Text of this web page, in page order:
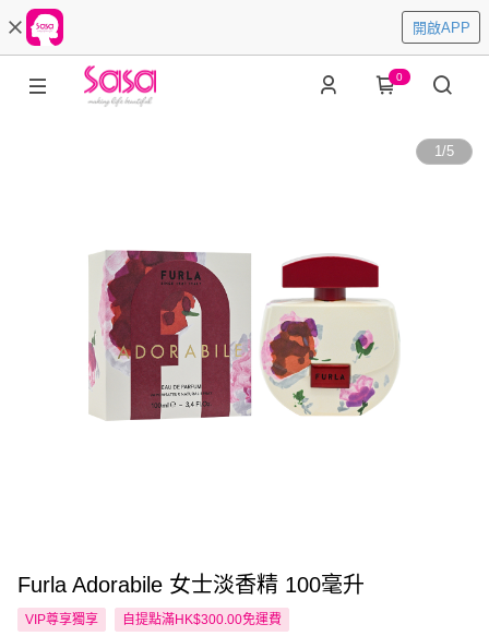
開啟APP
0
1/5
Furla Adorabile 女士淡香精 100毫升
VIP尊享獨享 自提點滿HK$300.00免運費